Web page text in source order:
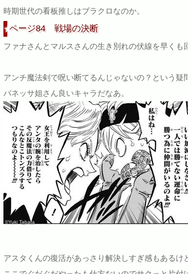
時期世代の看板推しはブラクロなのか。
ページ84 戦場の決断
ファナさんとマルスさんの生き別れの伏線を早くも
アンチ魔法剣で呪い断てるんじゃないの？という疑
バネッサ姐さん良いキャラだなあ。
©Yuki Tabata
アスタくんの復活があっさり解決しすぎ感もあるけ